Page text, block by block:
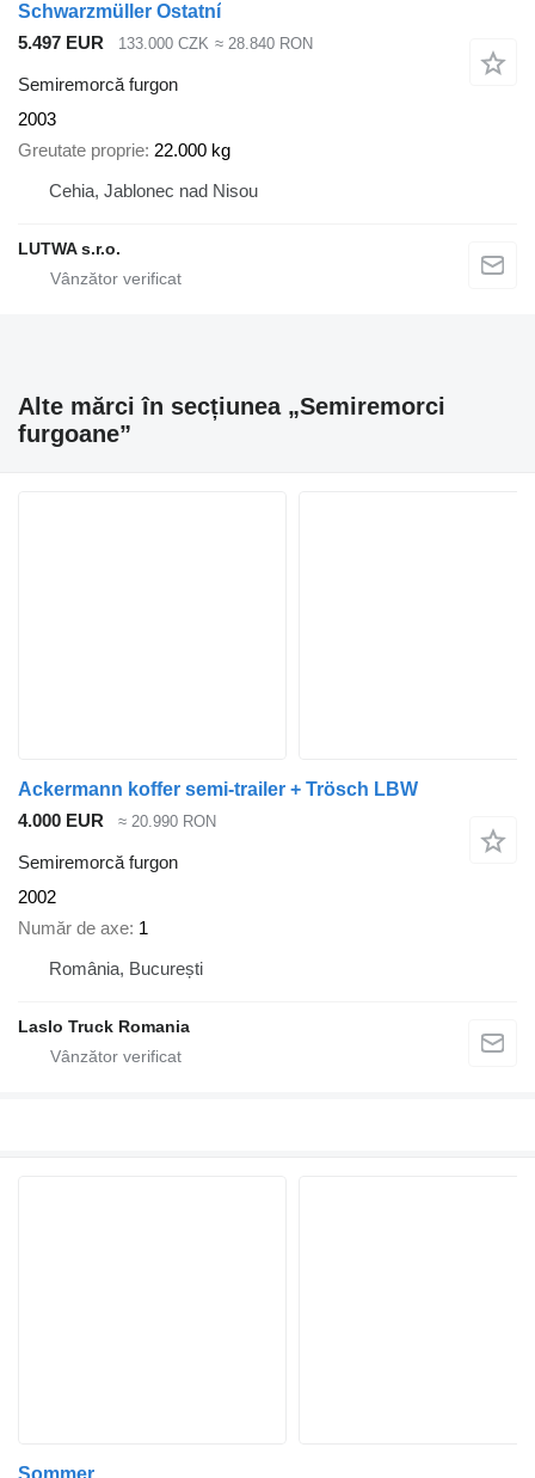
Schwarzmüller Ostatní
5.497 EUR
133.000 CZK ≈ 28.840 RON
Semiremorcă furgon
2003
Greutate proprie 22.000 kg
Cehia, Jablonec nad Nisou
LUTWA s.r.o.
Alte mărci în secțiunea „Semiremorci
furgoane”
Ackermann koffer semi-trailer + Trösch LBW
4.000 EUR
≈ 20.990 RON
Semiremorcă furgon
2002
Număr de axe 1
România, București
Laslo Truck Romania
Sommer